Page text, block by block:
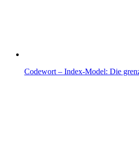
Codewort – Index-Model: Die